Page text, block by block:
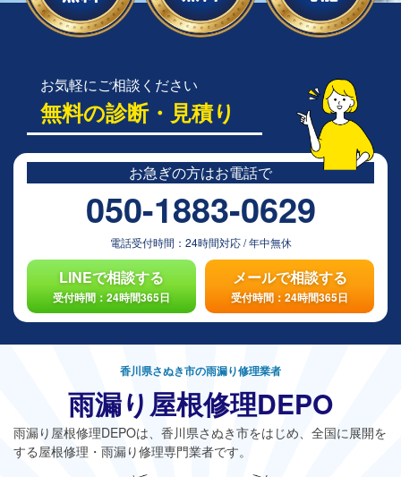
お気軽にご相談ください
無料の診断・見積り
お急ぎの方はお電話で
050-1883-0629
電話受付時間： 24時間対応/年中無休
LINEで相談する
受付時間：24時間365日
メールで相談する
受付時間：24時間365日
香川県さぬき市の雨漏り修理業者
雨漏り屋根修理DEPO
雨漏り屋根修理DEPOは、香川県さぬき市をはじめ、全国に展開を
する屋根修理・雨漏り修理専門業者です。